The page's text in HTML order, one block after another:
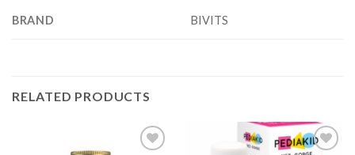
BRAND BIVITS
RELATED PRODUCTS